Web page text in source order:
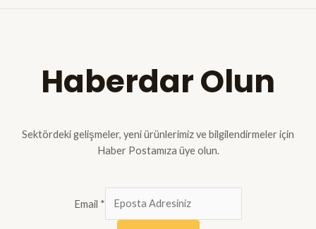
Haberdar Olun
Sektördeki gelişmeler, yeni ürünlerimiz ve bilgilendirmeler için
Haber Postamıza üye olun.
Email *